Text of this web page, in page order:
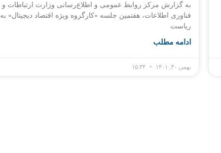
به گزارش مرکز روابط عمومی و اطلاع‌رسانی وزارت ارتباطات و
فناوری اطلاعات، هفتمین جلسه «کارگروه ویژه اقتصاد دیجیتال» به
ریاست
ادامه مطلب
بهمن ۳۰, ۱۴۰۱ ۱۵:۳۴